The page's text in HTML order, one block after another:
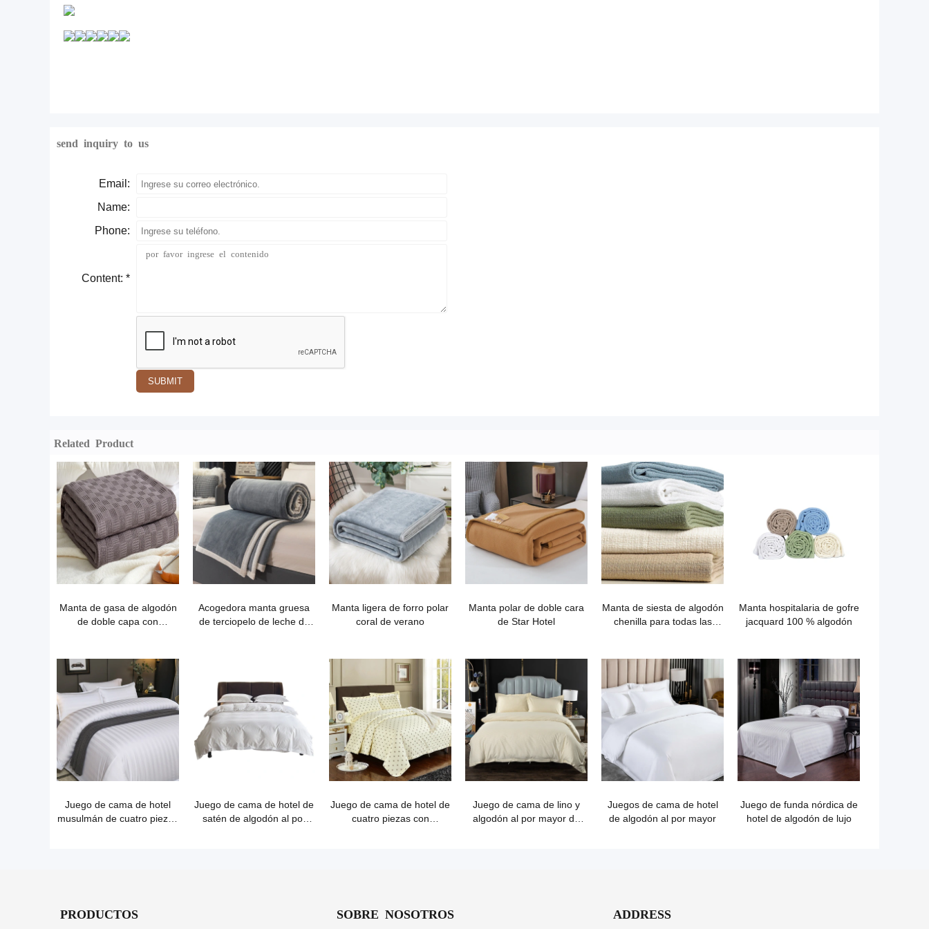
send inquiry to us
Email:
Name:
Phone:
Content: *
SUBMIT
Related Product
Manta de gasa de algodón
de doble capa con
Acogedora manta gruesa
de terciopelo de leche de
Manta ligera de forro polar
coral de verano
Manta polar de doble cara
de Star Hotel
Manta de siesta de algodón
chenilla para todas las
Manta hospitalaria de gofre
jacquard 100 % algodón
Juego de cama de hotel
musulmán de cuatro piezas
Juego de cama de hotel de
satén de algodón al por
Juego de cama de hotel de
cuatro piezas con
Juego de cama de lino y
algodón al por mayor de
Juegos de cama de hotel
de algodón al por mayor
Juego de funda nórdica de
hotel de algodón de lujo
PRODUCTOS SOBRE NOSOTROS ADDRESS